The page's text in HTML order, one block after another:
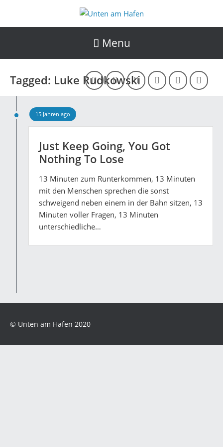
Menu
Tagged: Luke Rudkowski
15 Jahren ago
Just Keep Going, You Got
Nothing To Lose
13 Minuten zum Runterkommen, 13 Minuten
mit den Menschen sprechen die sonst
schweigend neben einem in der Bahn sitzen, 13
Minuten voller Fragen, 13 Minuten
unterschiedliche…
© Unten am Hafen 2020